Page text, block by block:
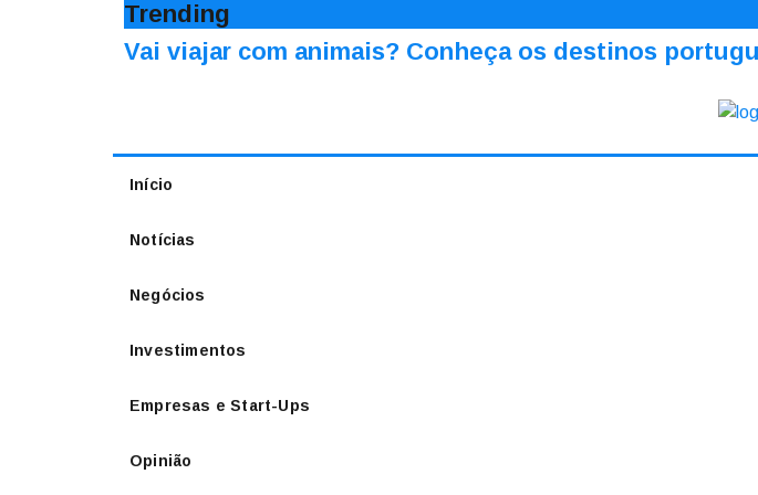
Trending
Vai viajar com animais? Conheça os destinos
Início
Notícias
Negócios
Investimentos
Empresas e Start-Ups
Opinião